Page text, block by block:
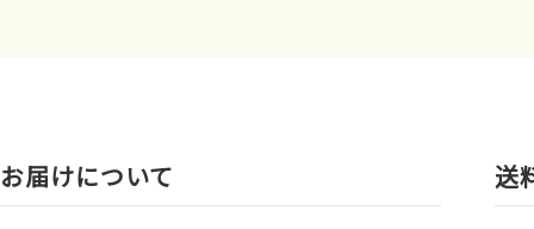
お届けについて 送